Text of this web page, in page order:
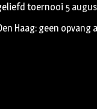
toernooi 5
Haag: geen opvang